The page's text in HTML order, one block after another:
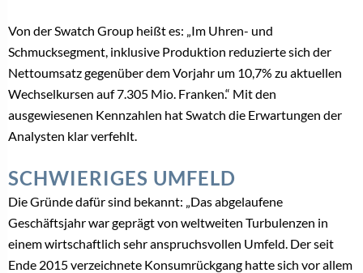
Von der Swatch Group heißt es: „Im Uhren- und
Schmucksegment, inklusive Produktion reduzierte sich der
Nettoumsatz gegenüber dem Vorjahr um 10,7% zu aktuellen
Wechselkursen auf 7.305 Mio. Franken.“ Mit den
ausgewiesenen Kennzahlen hat Swatch die Erwartungen der
Analysten klar verfehlt.
SCHWIERIGES UMFELD
Die Gründe dafür sind bekannt: „Das abgelaufene
Geschäftsjahr war geprägt von weltweiten Turbulenzen in
einem wirtschaftlich sehr anspruchsvollen Umfeld. Der seit
Ende 2015 verzeichnete Konsumrückgang hatte sich vor allem